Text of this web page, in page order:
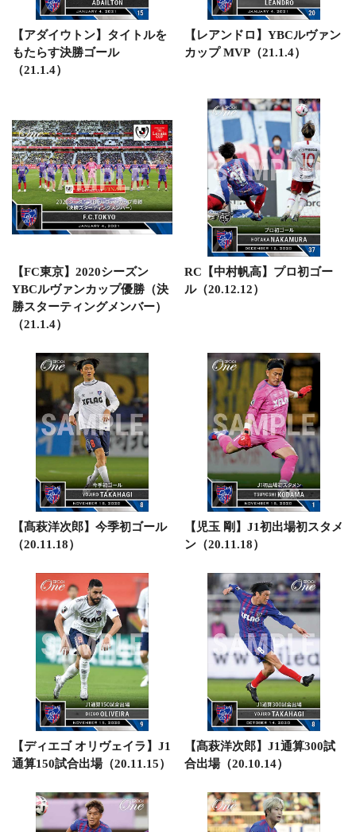
【アダイウトン】タイトルを
もたらす決勝ゴール
（21.1.4）
【レアンドロ】YBCルヴァン
カップ MVP（21.1.4）
【FC東京】2020シーズン
YBCルヴァンカップ優勝（決
勝スターティングメンバー）
（21.1.4）
RC【中村帆高】プロ初ゴー
ル（20.12.12）
【髙萩洋次郎】今季初ゴール
（20.11.18）
【児玉 剛】J1初出場初スタメ
ン（20.11.18）
【ディエゴ オリヴェイラ】J1
通算150試合出場（20.11.15）
【髙萩洋次郎】J1通算300試
合出場（20.10.14）